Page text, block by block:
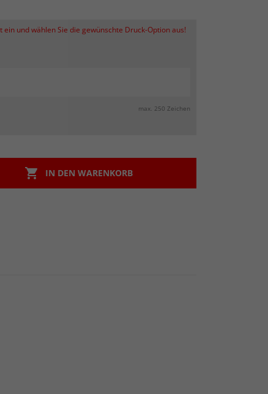
und wählen Sie die gewünschte Druck-Option aus!
max. 250 Zeichen
 IN DEN WARENKORB